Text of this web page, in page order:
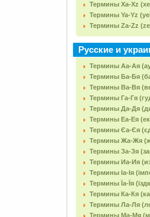
Термины Xa-Xz
Термины Ya-Yz
Термины Za-Zz
Русские и
Термины Аа-Ая
Термины Ба-Бя
Термины Ва-Вя
Термины Га-Гя
Термины Да-Дя
Термины Еа-Ея
Термины Єа-Єя
Термины Жа-Жя
Термины За-Зя
Термины Иа-Ия
Термины Іа-Ія
Термины Їа-Їя
Термины Ка-Кя
Термины Ла-Ля
Термины Ма-Мя